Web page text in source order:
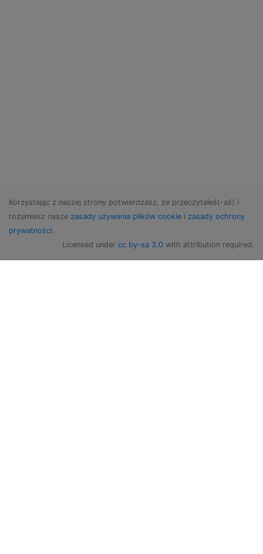
Korzystając z naszej strony potwierdzasz, że przeczytałeś(-aś) i
rozumiesz nasze zasady używania plików cookie i zasady ochrony
prywatności.
Licensed under cc by-sa 3.0 with attribution required.